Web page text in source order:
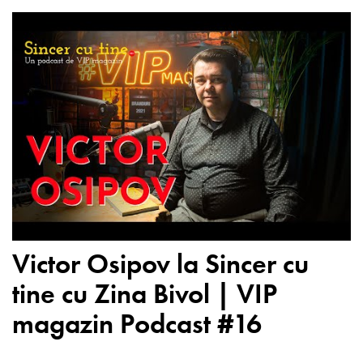
Victor Osipov la Sincer cu
tine cu Zina Bivol | VIP
magazin Podcast #16